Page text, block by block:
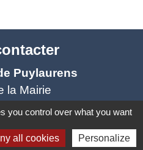
Puylaurens
la Mairie
- FRANCE
formulaire
you control over what you want
all cookies Personalize